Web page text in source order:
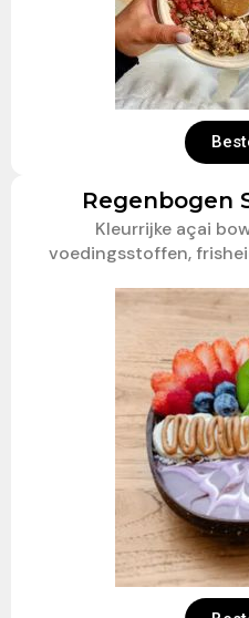
Regenbogen
Kleurrijke açai
voedingsstoffen,